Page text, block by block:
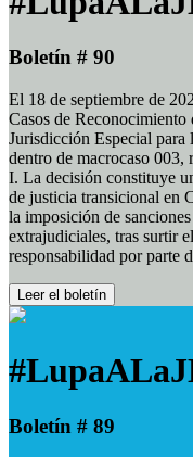
Boletín # 90
El 18 de septiembre de
Casos de
Jurisdicción Especial para
dentro de macrocaso 003,
I. La decisión constituye
de justicia transicional en
la imposición de
extrajudiciales, tras surtir
responsabilidad por parte
Leer el boletín
Boletín # 89